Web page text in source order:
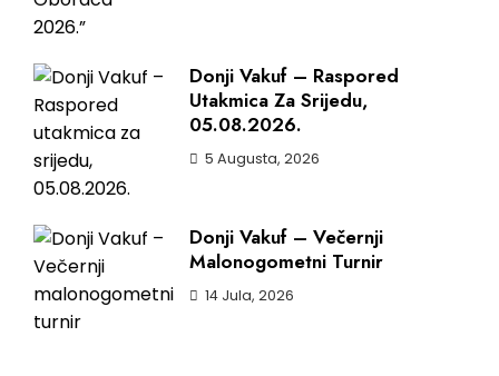
Donji Vakuf – Raspored
Utakmica Za Srijedu,
05.08.2026.
5 Augusta, 2026
Donji Vakuf – Večernji
Malonogometni Turnir
14 Jula, 2026